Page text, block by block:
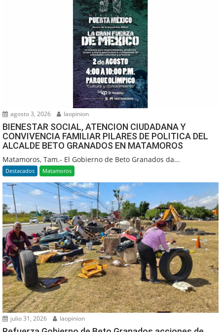
agosto 3, 2026 laopinion
BIENESTAR SOCIAL, ATENCION CIUDADANA Y
CONVIVENCIA FAMILIAR PILARES DE POLITICA DEL
ALCALDE BETO GRANADOS EN MATAMOROS
Matamoros, Tam.- El Gobierno de Beto Granados da...
Destacados Matamoros
julio 31, 2026 laopinion